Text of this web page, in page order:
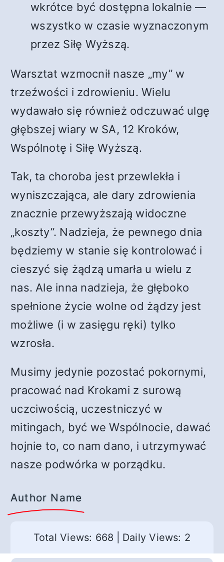
wkrótce być dostępna lokalnie —
wszystko w czasie wyznaczonym
przez Siłę Wyższą.
Warsztat wzmocnił nasze „my” w
trzeźwości i zdrowieniu. Wielu
wydawało się również odczuwać ulgę
głębszej wiary w SA, 12 Kroków,
Wspólnotę i Siłę Wyższą.
Tak, ta choroba jest przewlekła i
wyniszczająca, ale dary zdrowienia
znacznie przewyższają widoczne
„koszty”. Nadzieja, że ​​pewnego dnia
będziemy w stanie się kontrolować i
cieszyć się żądzą umarła u wielu z
nas. Ale inna nadzieja, że ​​głęboko
spełnione życie wolne od żądzy jest
możliwe (i w zasięgu ręki) tylko
wzrosła.
Musimy jedynie pozostać pokornymi,
pracować nad Krokami z surową
uczciwością, uczestniczyć w
mitingach, być we Wspólnocie, dawać
hojnie to, co nam dano, i utrzymywać
nasze podwórka w porządku.
Author Name
Total Views: 668 Daily Views: 2